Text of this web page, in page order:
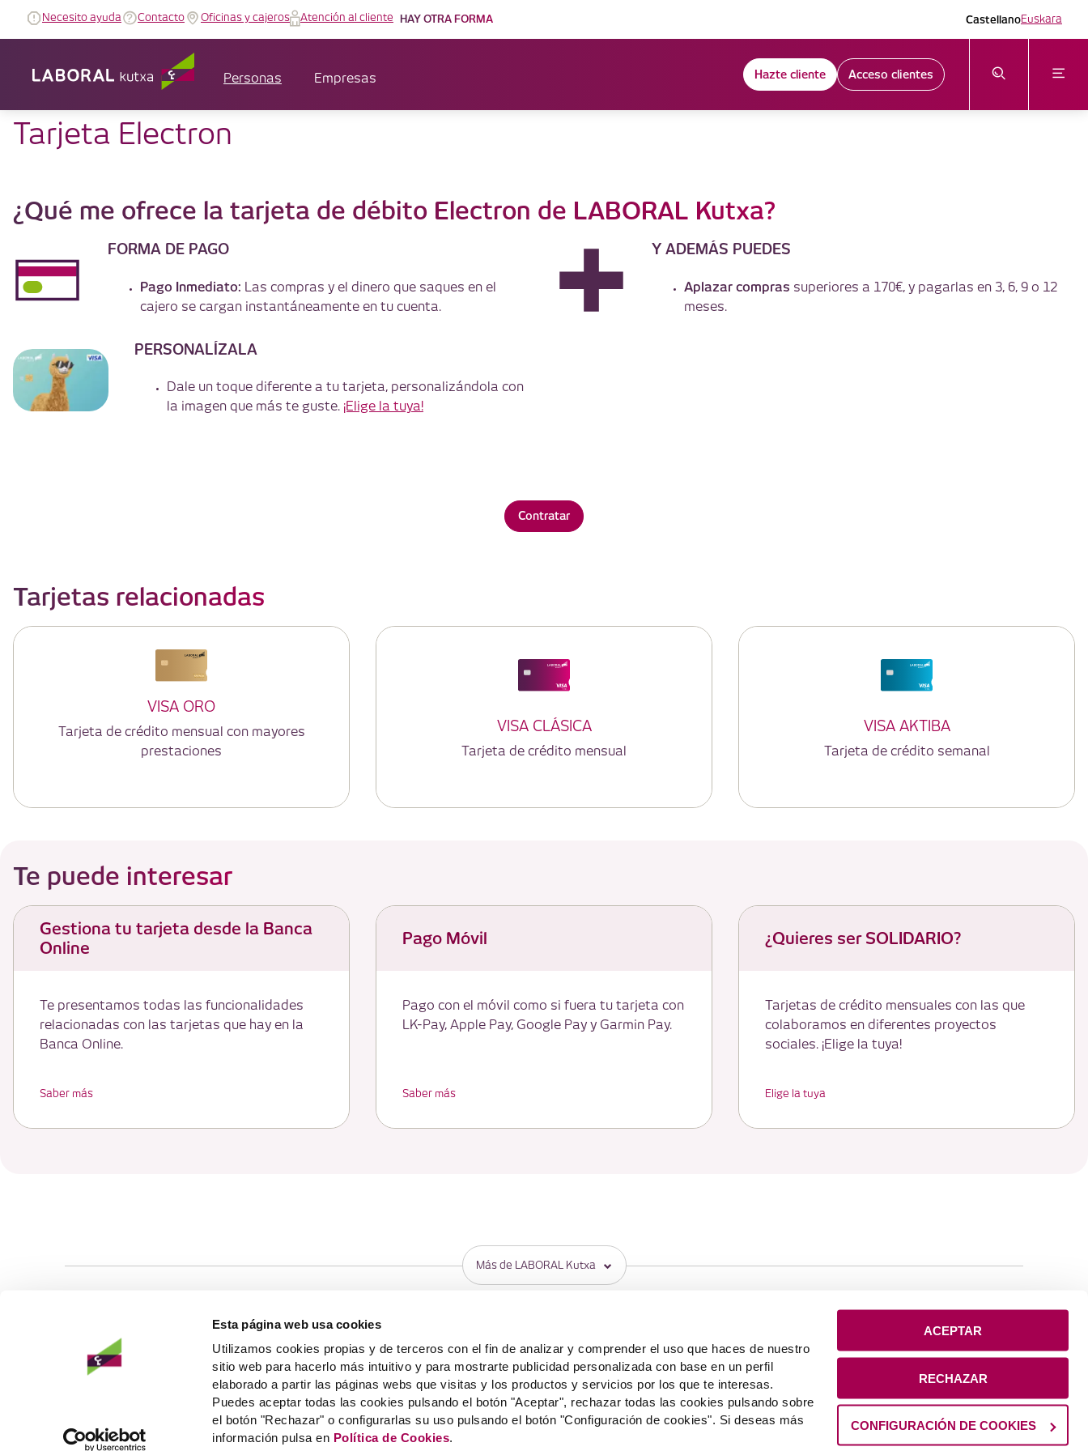
Esta página web usa cookies
Utilizamos cookies propias y de terceros con el fin de analizar y comprender el uso que haces de nuestro
sitio web para hacerlo más intuitivo y para mostrarte publicidad personalizada con base en un perfil
elaborado a partir las páginas webs que visitas y los productos y servicios por los que te interesas.
Puedes aceptar todas las cookies pulsando el botón "Aceptar", rechazar todas las cookies pulsando sobre
el botón "Rechazar" o configurarlas su uso pulsando el botón "Configuración de cookies". Si deseas más
información pulsa en Política de Cookies.
ACEPTAR
CONFIGURACIÓN DE COOKIES
RECHAZAR
Necesito ayuda Contacto Oficinas y cajeros Atención al cliente HAY OTRA FORMA CastellanoEuskara
Personas Empresas Hazte cliente Acceso clientes
Tarjeta Electron
¿Qué me ofrece la tarjeta de débito Electron de LABORAL Kutxa?
FORMA DE PAGO
Pago Inmediato: Las compras y el dinero que saques en el
cajero se cargan instantáneamente en tu cuenta.
Y ADEMÁS PUEDES
Aplazar compras superiores a 170€, y pagarlas en 3, 6, 9 o 12
meses.
PERSONALÍZALA
Dale un toque diferente a tu tarjeta, personalizándola con
la imagen que más te guste. ¡Elige la tuya!
Contratar
Tarjetas relacionadas
VISA ORO
Tarjeta de crédito mensual con mayores
prestaciones
VISA CLÁSICA
Tarjeta de crédito mensual
VISA AKTIBA
Tarjeta de crédito semanal
Te puede interesar
Gestiona tu tarjeta desde la Banca
Online
Te presentamos todas las funcionalidades
relacionadas con las tarjetas que hay en la
Banca Online.
Saber más
Pago Móvil
Pago con el móvil como si fuera tu tarjeta con
LK-Pay, Apple Pay, Google Pay y Garmin Pay.
Saber más
¿Quieres ser SOLIDARIO?
Tarjetas de crédito mensuales con las que
colaboramos en diferentes proyectos
sociales. ¡Elige la tuya!
Elige la tuya
Más de LABORAL Kutxa
Ahorro e inversión
Tarjetas
Préstamos
OTRAS SECCIONES
Infantil
Jóvenes
Super LK
Laboral Kutxa Pay
Apple Pay
Prensa
Blog Zuretzat
Trabaja en LABORAL Kutxa
TABLÓN DE ANUNCIOS Aviso Legal Política de cookies Política de protección de datos Servicio de atención al cliente Gobierno Corporativo y
Politica de Remuneraciones Información Legal y otros documentos Seguridad Accesibilidad Código de Buenas Prácticas 12 Plano del sitio
© LABORAL Kutxa2026